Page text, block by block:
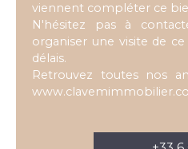
viennent compléter ce
N'hésitez pas à
organiser une visite de
délais.
Retrouvez toutes nos